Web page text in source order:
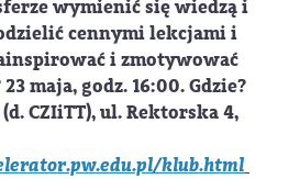
wymienić się wiedzą i
cennymi lekcjami i
i zmotywować
23 maja, godz. 16:00.Gdzie?
CZIiTT), ul. Rektorska 4,
klub.html